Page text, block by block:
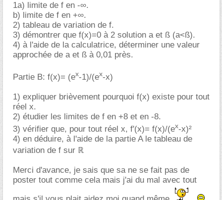
1a) limite de f en -∞.
b) limite de f en +∞.
2) tableau de variation de f.
3) démontrer que f(x)=0 à 2 solution a et ß (a<ß).
4) à l'aide de la calculatrice, déterminer une valeur
approchée de a et ß à 0,01 près.
Partie B: f(x)= (ex-1)/(ex-x)
1) expliquer brièvement pourquoi f(x) existe pour tout
réel x.
2) étudier les limites de f en +8 et en -8.
3) vérifier que, pour tout réel x, f'(x)= f(x)/(ex-x)²
4) en déduire, à l'aide de la partie A le tableau de
variation de f sur ℝ
Merci d'avance, je sais que sa ne se fait pas de
poster tout comme cela mais j'ai du mal avec tout